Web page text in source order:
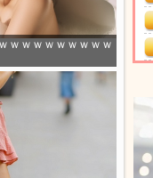
ｗｗｗｗｗｗｗｗｗ